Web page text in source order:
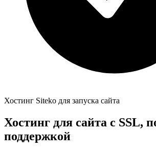
Хостинг Siteko для запуска сайта
Хостинг для сайта с SSL,
поддержкой